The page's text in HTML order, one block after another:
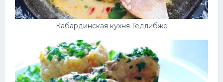
Кабардинская кухня Гедлибже
Печенье
Десерт
Напитки